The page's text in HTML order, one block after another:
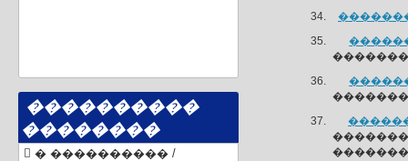
����������
��������
� ���������� /